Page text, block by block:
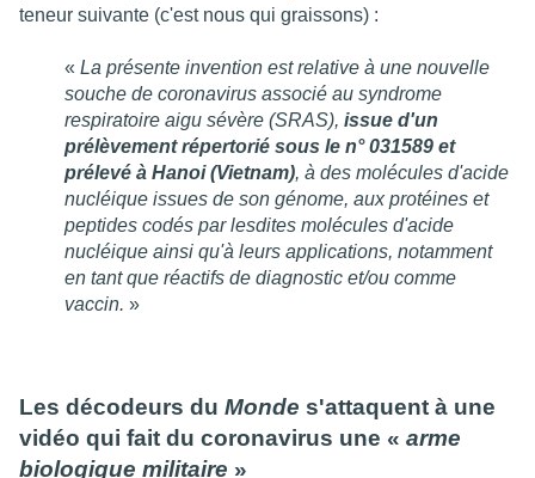
teneur suivante (c'est nous qui graissons) :
« La présente invention est relative à une nouvelle
souche de coronavirus associé au syndrome
respiratoire aigu sévère (SRAS), issue d'un
prélèvement répertorié sous le n° 031589 et
prélevé à Hanoi (Vietnam), à des molécules d'acide
nucléique issues de son génome, aux protéines et
peptides codés par lesdites molécules d'acide
nucléique ainsi qu'à leurs applications, notamment
en tant que réactifs de diagnostic et/ou comme
vaccin. »
Les décodeurs du Monde s'attaquent à une
vidéo qui fait du coronavirus une « arme
biologique militaire »